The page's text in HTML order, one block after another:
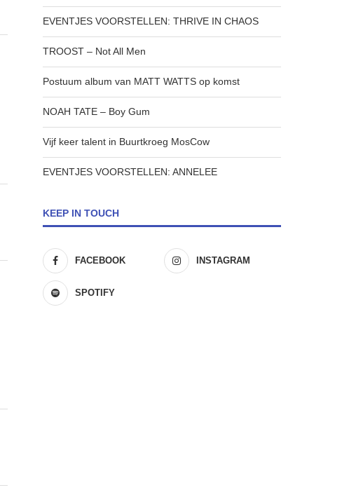
EVENTJES VOORSTELLEN: THRIVE IN CHAOS
TROOST – Not All Men
Postuum album van MATT WATTS op komst
NOAH TATE – Boy Gum
Vijf keer talent in Buurtkroeg MosCow
EVENTJES VOORSTELLEN: ANNELEE
KEEP IN TOUCH
FACEBOOK INSTAGRAM
SPOTIFY